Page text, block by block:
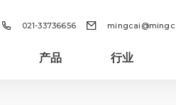
 021-33736656 
产品 行业